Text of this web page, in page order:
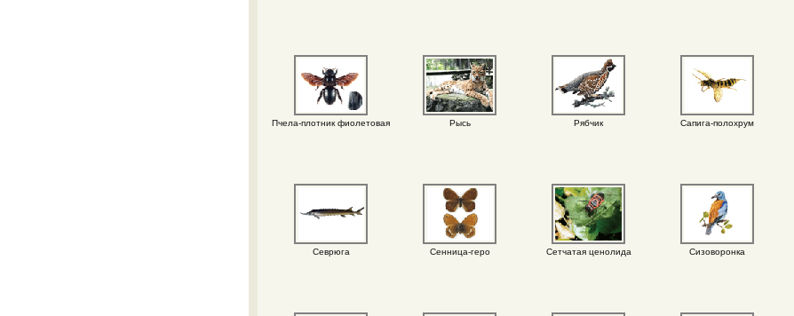
Пчела-плотник фиолетовая Рысь Рябчик Сапига-полохрум
Севрюга Сенница-геро Сетчатая ценолида Сизоворонка